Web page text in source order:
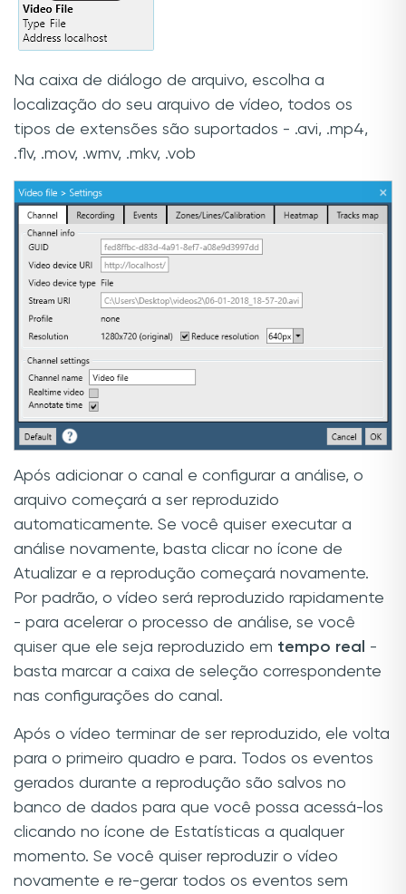
Na caixa de diálogo de arquivo, escolha a
localização do seu arquivo de vídeo, todos os
tipos de extensões são suportados - .avi, .mp4,
.flv, .mov, .wmv, .mkv, .vob
Após adicionar o canal e configurar a análise, o
arquivo começará a ser reproduzido
automaticamente. Se você quiser executar a
análise novamente, basta clicar no ícone de
Atualizar e a reprodução começará novamente.
Por padrão, o vídeo será reproduzido rapidamente
- para acelerar o processo de análise, se você
quiser que ele seja reproduzido em tempo real
-
basta marcar a caixa de seleção correspondente
nas configurações do canal.
Após o vídeo terminar de ser reproduzido, ele volta
para o primeiro quadro e para. Todos os eventos
gerados durante a reprodução são salvos no
banco de dados para que você possa acessá-los
clicando no ícone de Estatísticas a qualquer
momento. Se você quiser reproduzir o vídeo
novamente e re-gerar todos os eventos sem